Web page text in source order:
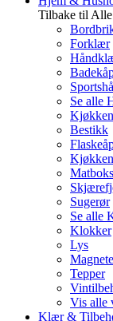
Tilbake til
Forklær
Se alle
Bestikk
Sugerør
Se alle
Klokker
Lys
Tepper
Vis alle
Klær &